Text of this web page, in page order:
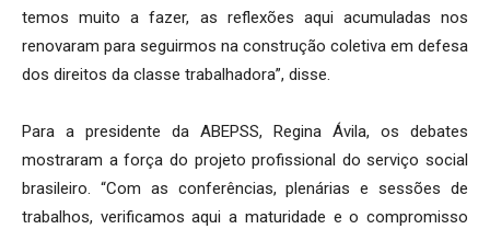
temos muito a fazer, as reflexões aqui acumuladas nos
renovaram para seguirmos na construção coletiva em defesa
dos direitos da classe trabalhadora”, disse.
Para a presidente da ABEPSS, Regina Ávila, os debates
mostraram a força do projeto profissional do serviço social
brasileiro. “Com as conferências, plenárias e sessões de
trabalhos, verificamos aqui a maturidade e o compromisso